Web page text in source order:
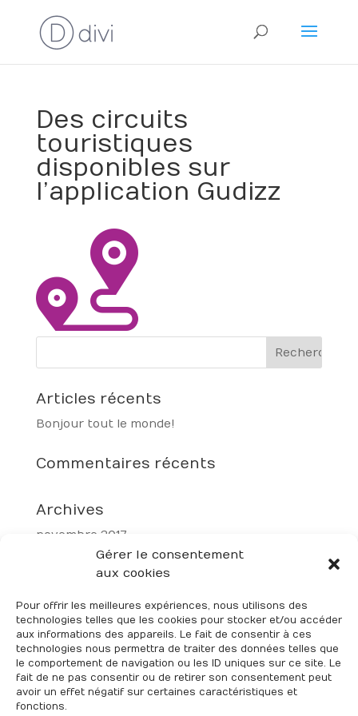
Gérer le consentement
aux cookies
Pour offrir les meilleures expériences, nous utilisons des
technologies telles que les cookies pour stocker et/ou accéder
aux informations des appareils. Le fait de consentir à ces
technologies nous permettra de traiter des données telles que
le comportement de navigation ou les ID uniques sur ce site. Le
fait de ne pas consentir ou de retirer son consentement peut
avoir un effet négatif sur certaines caractéristiques et
fonctions.
Des circuits
touristiques
disponibles sur
l’application Gudizz
Articles récents
Bonjour tout le monde !
Commentaires récents
Archives
novembre 2017
Catégories
Non classé
Méta
Connexion
Flux des publications
Flux des commentaires